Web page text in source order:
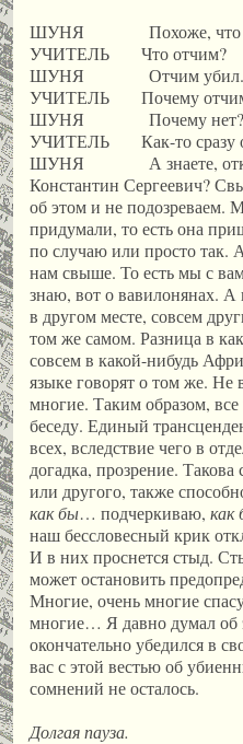
ШУНЯ Похоже, что
УЧИТЕЛЬ Что отчим?
ШУНЯ Отчим убил.
УЧИТЕЛЬ Почему
ШУНЯ Почему нет?
УЧИТЕЛЬ Как-то сразу
ШУНЯ А знаете, откуда
Константин Сергеевич?
об этом и не подозреваем.
придумали, то есть она
по случаю или просто так.
нам свыше. То есть мы с
знаю, вот о вавилонянах. А
в другом месте, совсем
том же самом. Разница в
совсем в какой-нибудь
языке говорят о том же. Не
многие. Таким образом,
беседу. Единый
всех, вследствие чего в
догадка, прозрение.
или другого, также
как бы… подчеркиваю,
наш бессловесный крик
И в них проснется стыд.
может остановить
Многие, очень многие
многие… Я давно думал об
окончательно убедился в
вас с этой вестью об
сомнений не осталось.
Долгая пауза.